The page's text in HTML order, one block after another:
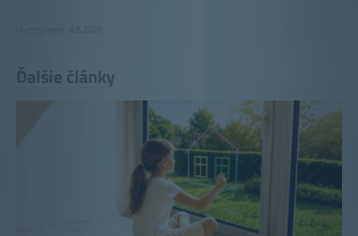
Ďalšie články